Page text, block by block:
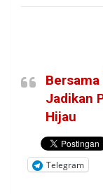
Jadikan
Hijau
Telegram